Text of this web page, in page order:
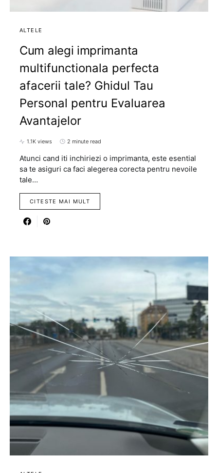
ALTELE
Cum alegi imprimanta
multifunctionala perfecta
afacerii tale? Ghidul Tau
Personal pentru Evaluarea
Avantajelor
1.1K views 2 minute read
Atunci cand iti inchiriezi o imprimanta, este esential
sa te asiguri ca faci alegerea corecta pentru nevoile
tale…
CITESTE MAI MULT